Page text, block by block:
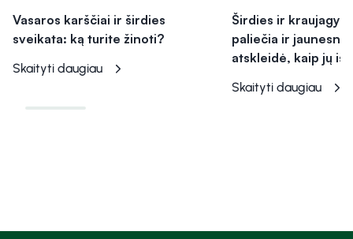
Vasaros karščiai ir širdies
sveikata: ką turite žinoti?
Skaityti daugiau
Širdies ir
paliečia ir
atskleidė, kaip jų
Skaityti daugiau